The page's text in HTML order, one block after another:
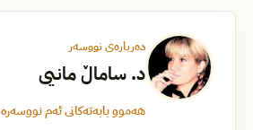
دەربارەی نووسەر
د. ساماڵ مانیی
هەموو بابەتەکانی ئەم نووسەرە